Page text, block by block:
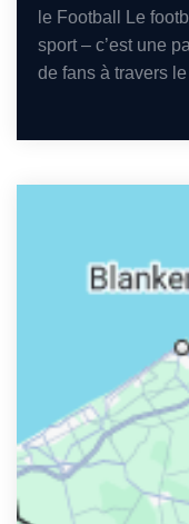
le Football Le
sport – c’est une
de fans à travers